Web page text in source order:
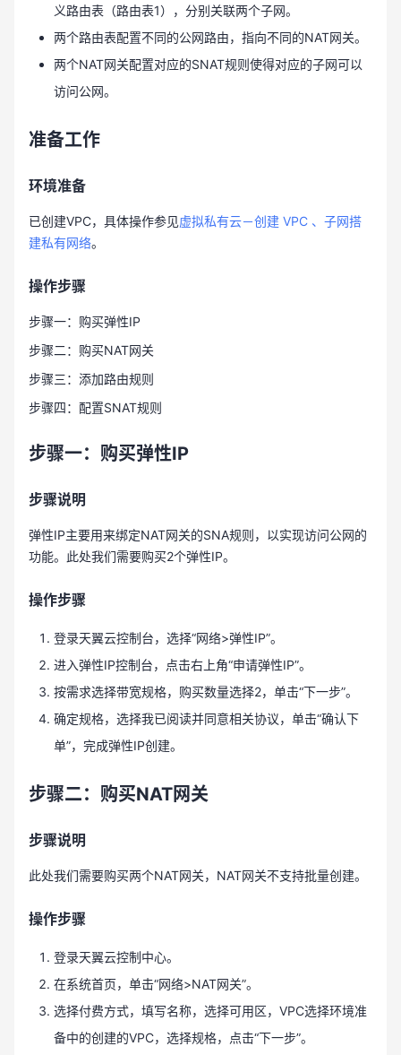
义路由表（路由表1），分别关联两个子网。
两个路由表配置不同的公网路由，指向不同的NAT网关。
两个NAT网关配置对应的SNAT规则使得对应的子网可以
访问公网。
准备工作
环境准备
已创建VPC，具体操作参见虚拟私有云－创建 VPC 、子网搭
建私有网络。
操作步骤
步骤一：购买弹性IP
步骤二：购买NAT网关
步骤三：添加路由规则
步骤四：配置SNAT规则
步骤一：购买弹性IP
步骤说明
弹性IP主要用来绑定NAT网关的SNA规则，以实现访问公网的
功能。此处我们需要购买2个弹性IP。
操作步骤
登录天翼云控制台，选择“网络>弹性IP”。
进入弹性IP控制台，点击右上角“申请弹性IP”。
按需求选择带宽规格，购买数量选择2，单击“下一步”。
确定规格，选择我已阅读并同意相关协议，单击“确认下
单”，完成弹性IP创建。
步骤二：购买NAT网关
步骤说明
此处我们需要购买两个NAT网关，NAT网关不支持批量创建。
操作步骤
登录天翼云控制中心。
在系统首页，单击“网络>NAT网关”。
选择付费方式，填写名称，选择可用区，VPC选择环境准
备中的创建的VPC，选择规格，点击“下一步”。